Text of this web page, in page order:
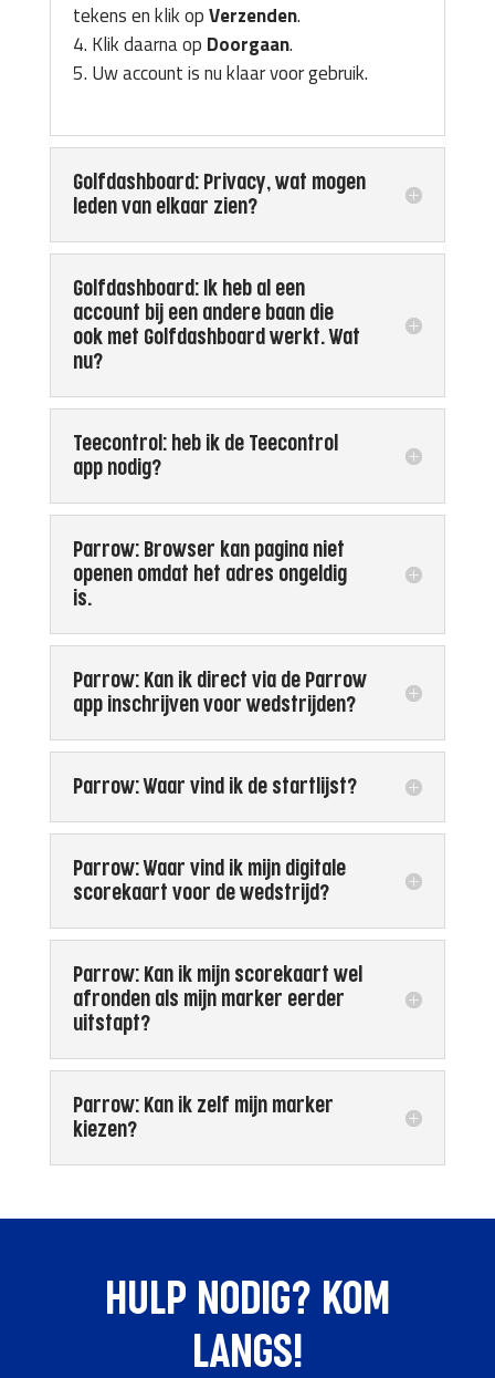
tekens en klik opVerzenden.
Klik daarna op Doorgaan.
Uw account is nu klaar voor gebruik.
Golfdashboard: Privacy, wat mogen
leden van elkaar zien?
Golfdashboard: Ik heb al een
account bij een andere baan die
ook met Golfdashboard werkt. Wat
nu?
Teecontrol: heb ik de Teecontrol
app nodig?
Parrow: Browser kan pagina niet
openen omdat het adres ongeldig
is.
Parrow: Kan ik direct via de Parrow
app inschrijven voor wedstrijden?
Parrow: Waar vind ik de startlijst?
Parrow: Waar vind ik mijn digitale
scorekaart voor de wedstrijd?
Parrow: Kan ik mijn scorekaart wel
afronden als mijn marker eerder
uitstapt?
Parrow: Kan ik zelf mijn marker
kiezen?
HULP NODIG? KOM
LANGS!